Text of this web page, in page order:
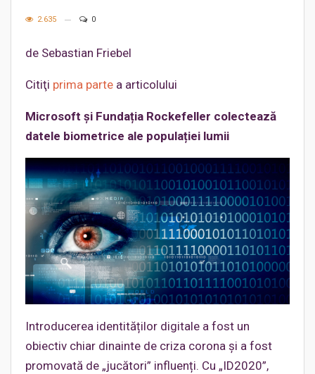
2.635 0
de Sebastian Friebel
Citiţi prima parte a articolului
Microsoft și Fundația Rockefeller colectează
datele biometrice ale populației lumii
Introducerea identităților digitale a fost un
obiectiv chiar dinainte de criza corona și a fost
promovată de „jucători” influenți. Cu „ID2020”,